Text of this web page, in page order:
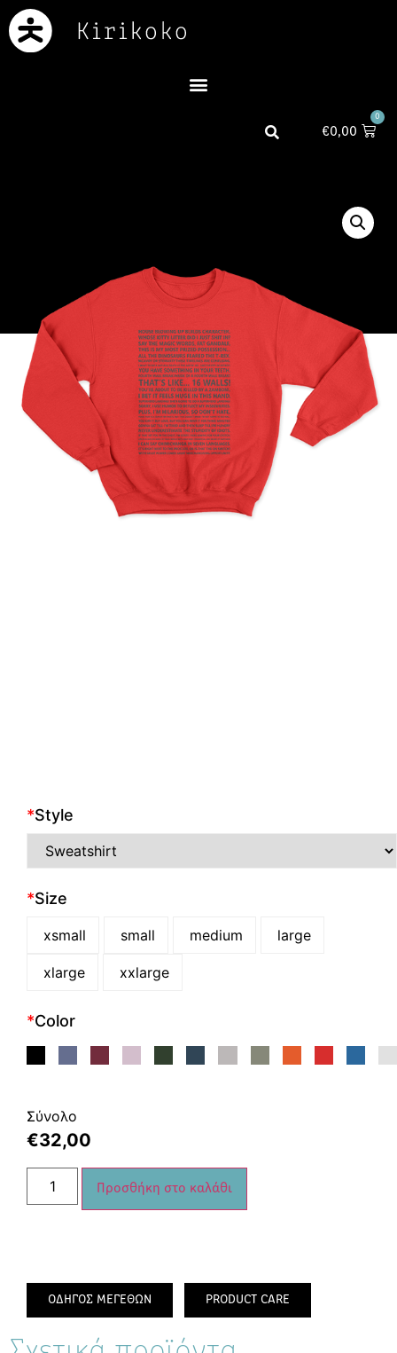
€0,00
0
*Style
*Size
xsmall small medium large
xlarge xxlarge
*Color
Σύνολο
€32,00
Προσθήκη στο καλάθι
ΟΔΗΓΟΣ ΜΕΓΕΘΩΝ PRODUCT CARE